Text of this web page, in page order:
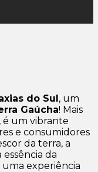
do Sul , um
Gaúcha! Mais
um vibrante
e consumidores
da terra, a
da
experiência